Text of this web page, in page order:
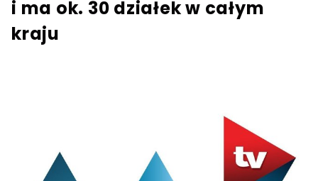
i ma ok. 30 działek w całym
kraju